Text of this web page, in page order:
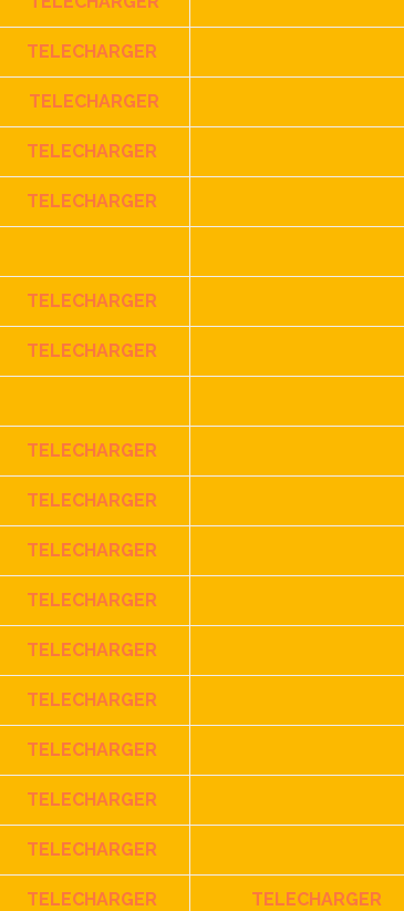
TELECHARGER
TELECHARGER
TELECHARGER
TELECHARGER
TELECHARGER
TELECHARGER
TELECHARGER
TELECHARGER
TELECHARGER
TELECHARGER
TELECHARGER
TELECHARGER
TELECHARGER
TELECHARGER
TELECHARGER
TELECHARGER TELECHARGER